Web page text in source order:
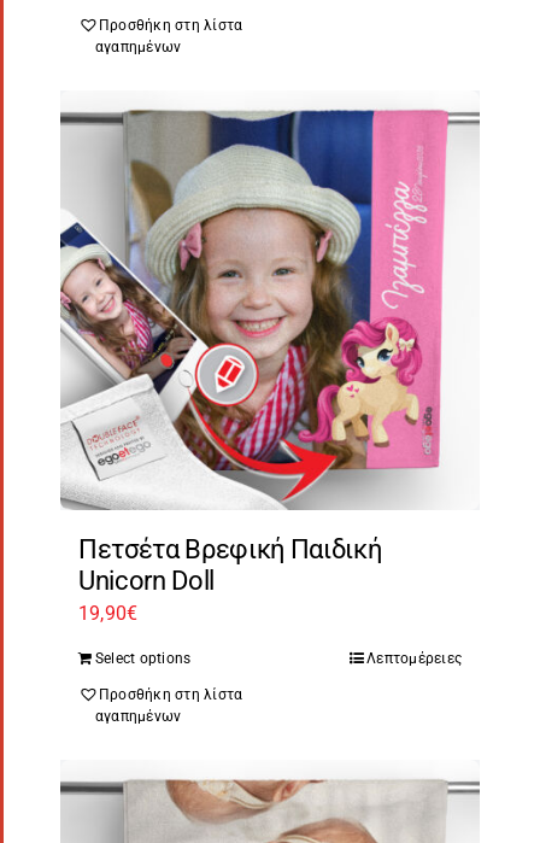
Προσθήκη στη λίστα
αγαπημένων
Πετσέτα Βρεφική Παιδική
Unicorn Doll
19,90€
Select options Λεπτομέρειες
Προσθήκη στη λίστα
αγαπημένων